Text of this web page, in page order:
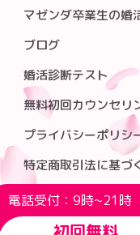
マゼンダ卒業生の婚
ブログ
婚活診断テスト
無料初回カウンセリ
プライバシーポリシ
特定商取引法に基づ
電話受付：9時~21